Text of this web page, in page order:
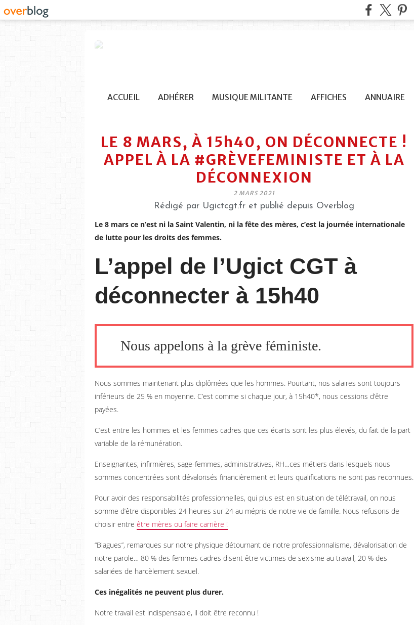
ACCUEIL ADHÉRER MUSIQUE MILITANTE AFFICHES ANNUAIRE
LE 8 MARS, À 15h40, ON DÉCONNECTE !
APPEL À LA #GRÈVEFEMINISTE ET À LA
DÉCONNEXION
2 MARS 2021
Rédigé par Ugictcgt.fr et publié depuis Overblog
Le 8 mars ce n’est ni la Saint Valentin, ni la fête des mères, c’est la journée internationale
de lutte pour les droits des femmes.
L’appel de l’Ugict CGT à
déconnecter à 15h40
Nous appelons à la grève féministe.
Nous sommes maintenant plus diplômées que les hommes. Pourtant, nos salaires sont toujours
inférieurs de 25 % en moyenne. C’est comme si chaque jour, à 15h40*, nous cessions d’être
payées.
C’est entre les hommes et les femmes cadres que ces écarts sont les plus élevés, du fait de la part
variable de la rémunération.
Enseignantes, infirmières, sage-femmes, administratives, RH…ces métiers dans lesquels nous
sommes concentrées sont dévalorisés financièrement et leurs qualifications ne sont pas reconnues.
Pour avoir des responsabilités professionnelles, qui plus est en situation de télétravail, on nous
somme d’être disponibles 24 heures sur 24 au mépris de notre vie de famille. Nous refusons de
choisir entre être mères ou faire carrière !
“Blagues”, remarques sur notre physique détournant de notre professionnalisme, dévalorisation de
notre parole… 80 % des femmes cadres disent être victimes de sexisme au travail, 20 % des
salariées de harcèlement sexuel.
Ces inégalités ne peuvent plus durer.
Notre travail est indispensable, il doit être reconnu !